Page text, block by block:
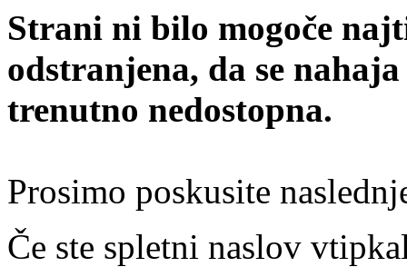
Strani ni bilo mogoče
odstranjena, da se
trenutno nedostopna.
Prosimo poskusite
Če ste spletni naslov